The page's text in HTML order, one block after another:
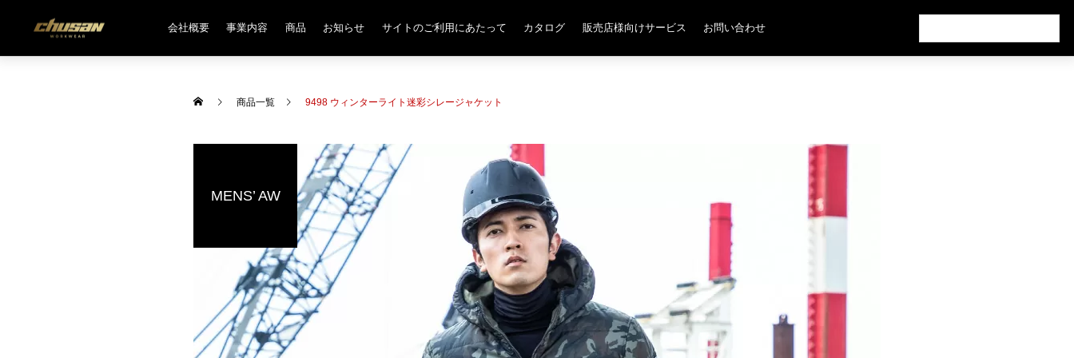
会社概要 事業内容 商品 お知らせ サイトのご利用にあたって カタログ 販売店様向けサービス お問い合わせ
商品一覧 9498 ウィンターライト迷彩シレージャケット
MENS’ AW